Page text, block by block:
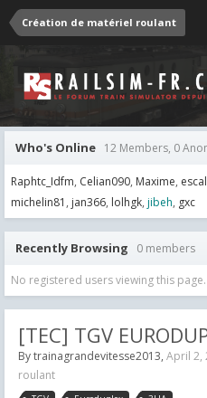
Création de matériel roulant
Who's Online 12 Members, 0
Raphtc_Idfm Celian090 Maxime
michelin81 jan366 lolhgk jibeh gxc
Recently Browsing 0 members
No registered users viewing this page.
[TEC] TGV
Bytrainagrandevitesse2013, April 2,
roulant